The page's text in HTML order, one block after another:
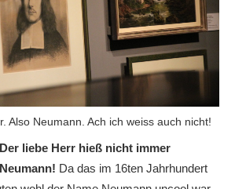
Also Neumann. Ach ich weiss auch nicht!
Der liebe Herr hieß nicht immer
Da das im 16ten Jahrhundert